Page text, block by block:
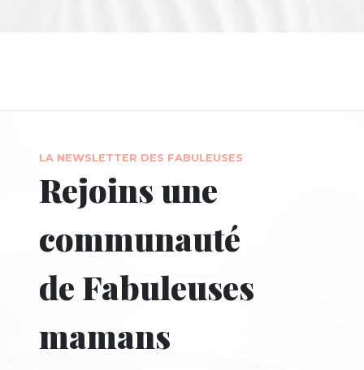
LA NEWSLETTER DES FABULEUSES
Rejoins une
communauté
de Fabuleuses
mamans